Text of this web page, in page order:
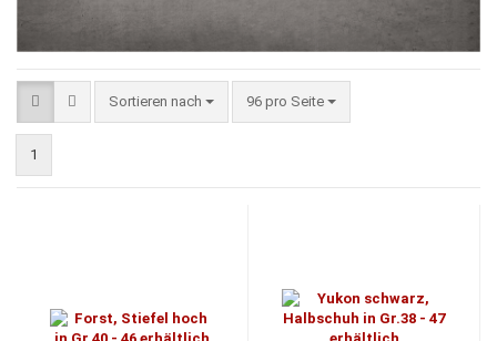
Sortieren nach
Sortieren nach 96 pro Seite
pro Seite
1